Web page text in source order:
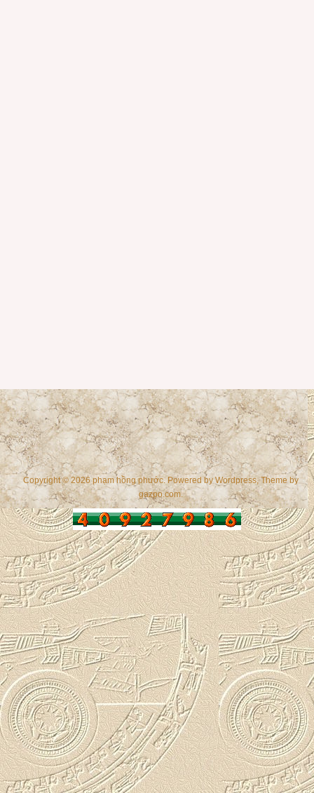
Copyright © 2026 phạm hồng phước. Powered byWordpress , Theme by
gazpo.com.